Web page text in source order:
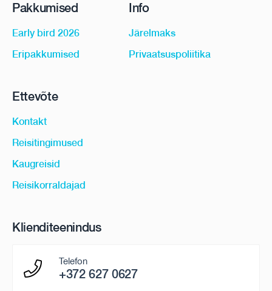
Pakkumised
Early bird 2026
Eripakkumised
Info
Järelmaks
Privaatsuspoliitika
Ettevõte
Kontakt
Reisitingimused
Kaugreisid
Reisikorraldajad
Klienditeenindus
Telefon
+372 627 0627